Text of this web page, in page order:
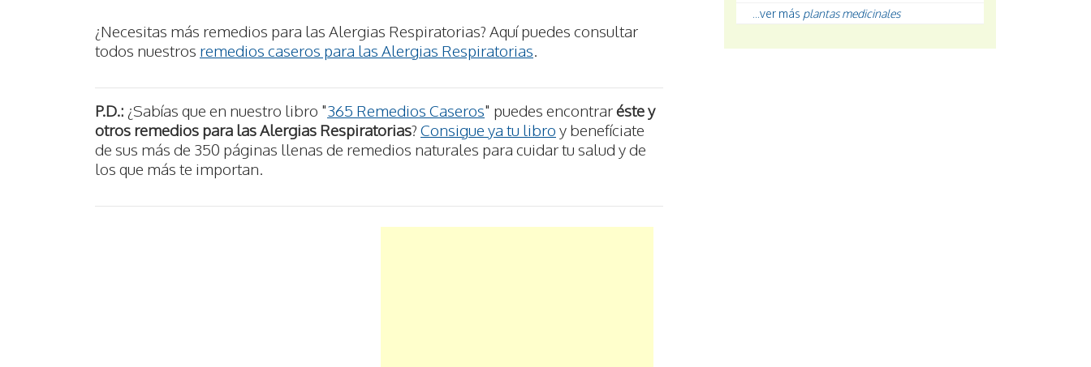
¿Necesitas más remedios para las Alergias Respiratorias? Aquí puedes consultar
todos nuestros remedios caseros para las Alergias Respiratorias.
P.D.: ¿Sabías que en nuestro libro "365 Remedios Caseros" puedes encontraréste y
otros remedios para las Alergias Respiratorias? Consigue ya tu libro y benefíciate
de sus más de 350 páginas llenas de remedios naturales para cuidar tu salud y de
los que más te importan.
...ver más plantas medicinales